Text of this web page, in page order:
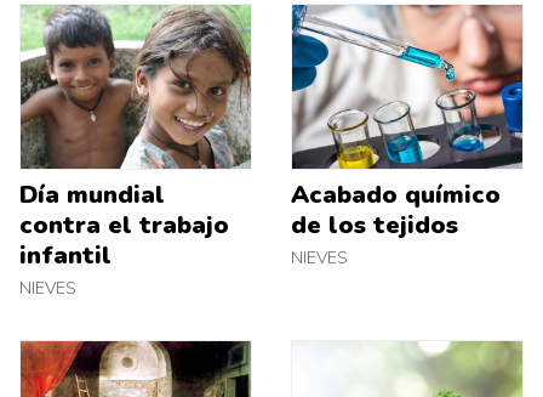
Día mundial
contra el trabajo
infantil
NIEVES
Acabado químico
de los tejidos
NIEVES